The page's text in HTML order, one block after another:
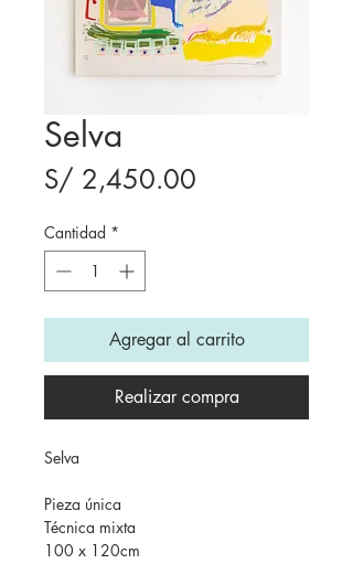
Selva
S/ 2,450.00
Cantidad *
Agregar al carrito
Realizar compra
Selva
Pieza única
Técnica mixta
100 x 120cm